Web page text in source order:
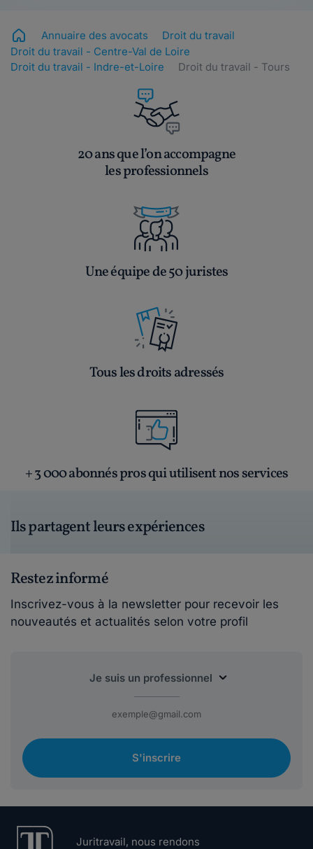
Annuaire des avocats
Droit du travail
Droit du travail - Centre-Val de Loire
Droit du travail - Indre-et-Loire
Droit du travail - Tours
20 ans que l’on accompagne
les professionnels
Une équipe de 50 juristes
Tous les droits adressés
+ 3 000 abonnés pros qui utilisent nos services
Ils partagent leurs expériences
Restez informé
Inscrivez-vous à la newsletter pour recevoir les
nouveautés et actualités selon votre profil
S'inscrire
Juritravail, nous rendons